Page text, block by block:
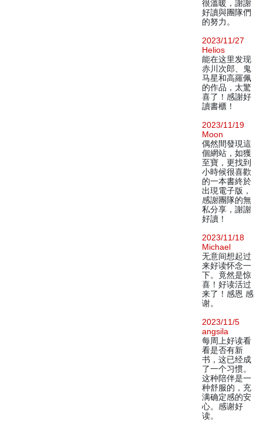
很溫暖，謝謝
好讀與團隊們
的努力。
2023/11/27
Helios
能在这里发现
赤川次郎、鬼
马星和高羅佩
的作品，太驚
喜了！感謝好
讀書櫃！
2023/11/19
Moon
偶然間發現這
個網站，如獲
至寶，更找到
小時候很喜歡
的一本書終於
出現電子版，
感謝團隊的無
私分享，謝謝
好讀！
2023/11/18
Michael
无意间想起过
来好读怀念一
下。竟然是惊
喜！好读活过
来了！感恩 感
谢。
2023/11/5
angsila
每周上好读看
看是否有新
书，这已经成
了一个习惯。
这种陪伴是一
种舒服的，充
满确定感的安
心。感谢好
读。